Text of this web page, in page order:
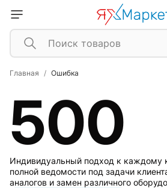
Главная Ошибка
500
Индивидуальный подход к каждому
полной ведомости под задачи
аналогов и замен различного